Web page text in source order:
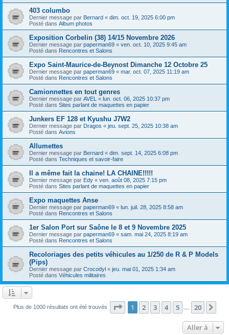
403 columbo
Dernier message par Bernard « dim. oct. 19, 2025 6:00 pm
Posté dans Album photos
Exposition Corbelin (38) 14/15 Novembre 2026
Dernier message par paperman69 « ven. oct. 10, 2025 9:45 am
Posté dans Rencontres et Salons
Expo Saint-Maurice-de-Beynost Dimanche 12 Octobre 25
Dernier message par paperman69 « mar. oct. 07, 2025 11:19 am
Posté dans Rencontres et Salons
Camionnettes en tout genres
Dernier message par AVEL « lun. oct. 06, 2025 10:37 pm
Posté dans Sites parlant de maquettes en papier
Junkers EF 128 et Kyushu J7W2
Dernier message par Dragos « jeu. sept. 25, 2025 10:38 am
Posté dans Avions
Allumettes
Dernier message par Bernard « dim. sept. 14, 2025 6:08 pm
Posté dans Techniques et savoir-faire
Il a même fait la chaine! LA CHAINE!!!!!
Dernier message par Edy « ven. août 08, 2025 7:15 pm
Posté dans Sites parlant de maquettes en papier
Expo maquettes Anse
Dernier message par paperman69 « lun. juil. 28, 2025 8:58 am
Posté dans Rencontres et Salons
1er Salon Port sur Saône le 8 et 9 Novembre 2025
Dernier message par paperman69 « sam. mai 24, 2025 8:19 am
Posté dans Rencontres et Salons
Recoloriages des petits véhicules au 1/250 de R & P Models
(Pips)
Dernier message par Crocodyl « jeu. mai 01, 2025 1:34 am
Posté dans Véhicules militaires
Plus de 1000 résultats ont été trouvés Page 1sur20
1 2 3 4 5 20
Aller à